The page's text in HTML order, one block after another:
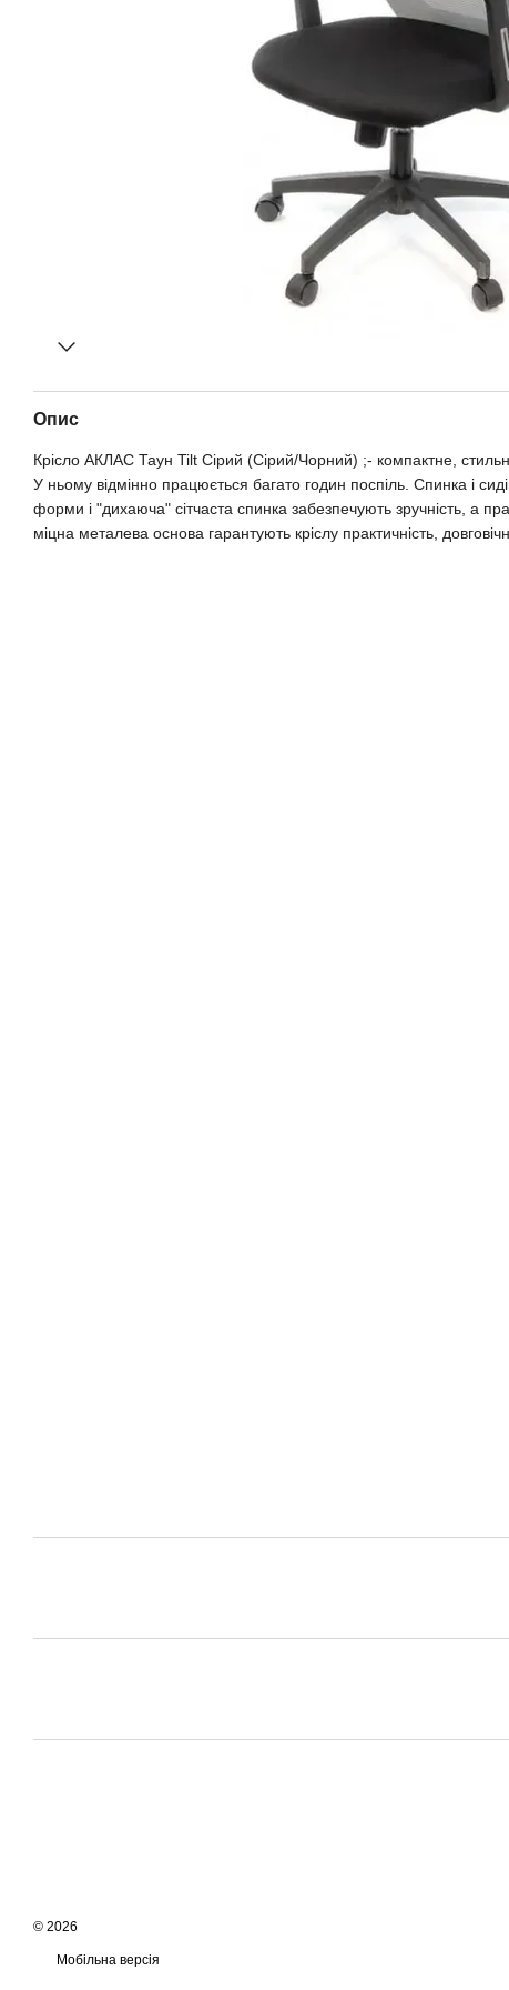
Опис
Крісло АКЛАС Таун Tilt Сірий (Сірий/Чорний) ;- компактне,
У ньому відмінно працюється багато годин поспіль. Спинка і
форми і "дихаюча" сітчаста спинка забезпечують зручність, а
міцна металева основа гарантують кріслу практичність,
© 2026
Мобільна версія